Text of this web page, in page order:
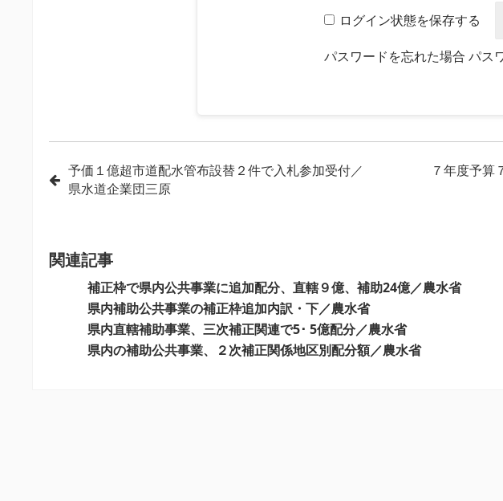
ログイン状態を保存する
パスワードを忘れた場合パス
投
ゲ
予価１億超市道配水管布設替２件で入札参加受付／
県水道企業団三原
７年度予算
関連記事
補正枠で県内公共事業に追加配分、直轄９億、補助24億／農水省
県内補助公共事業の補正枠追加内訳・下／農水省
県内直轄補助事業、三次補正関連で5･ 5億配分／農水省
県内の補助公共事業、２次補正関係地区別配分額／農水省